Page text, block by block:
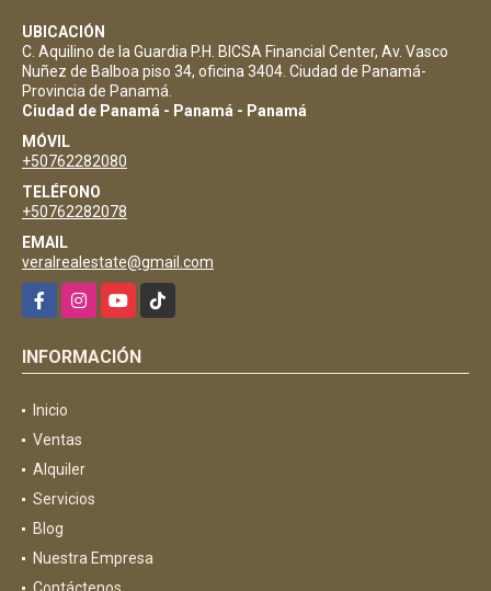
UBICACIÓN
C. Aquilino de la Guardia P.H. BICSA Financial Center, Av. Vasco
Nuñez de Balboa piso 34, oficina 3404. Ciudad de Panamá-
Provincia de Panamá.
Ciudad de Panamá - Panamá - Panamá
MÓVIL
+50762282080
TELÉFONO
+50762282078
EMAIL
veralrealestate@gmail.com
FacebookInstagramYouTubeTikTok
INFORMACIÓN
Inicio
Ventas
Alquiler
Servicios
Blog
Nuestra Empresa
Contáctenos